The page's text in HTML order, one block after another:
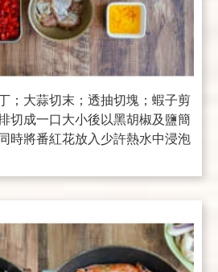
；大蒜切末；透抽切塊；蝦子剪
切成一口大小後以黑胡椒及鹽簡
時將番紅花放入少許熱水中浸泡